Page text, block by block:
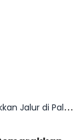
Microbus Hino 115 SDBL Prime Cab L Semarakkan Jalur di Palu – Ampana, Sulawesi Tengah